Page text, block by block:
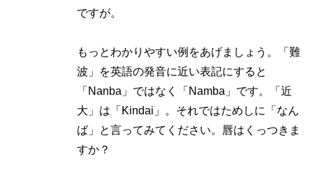
ですが。
もっとわかりやすい例をあげましょう。「難
波」を英語の発音に近い表記にすると
「Nanba」ではなく「Namba」です。「近
大」は「Kindai」。それではためしに「なん
ば」と言ってみてください。唇はくっつきま
すか？